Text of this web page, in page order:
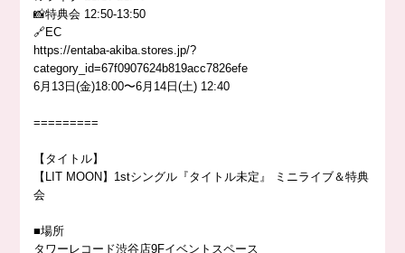
📸特典会 12:50-13:50
🔗EC
https://entaba-akiba.stores.jp/?
category_id=67f0907624b819acc7826efe
6月13日(金)18:00〜6月14日(土) 12:40
=========
【タイトル】
【LIT MOON】1stシングル『タイトル未定』 ミニライブ＆特典
会
■場所
タワーレコード渋谷店9Fイベントスペース